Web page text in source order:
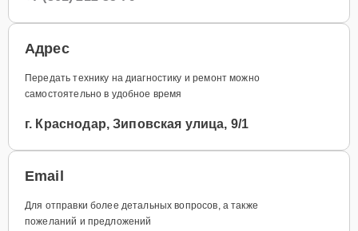
Адрес
Передать технику на диагностику и ремонт можно
самостоятельно в удобное время
г. Краснодар, Зиповская улица, 9/1
Email
Для отправки более детальных вопросов, а также
пожеланий и предложений